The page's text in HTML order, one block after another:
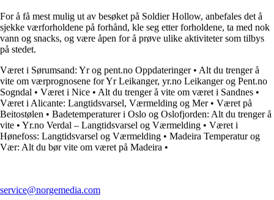
For å få mest mulig ut av besøket på Soldier Hollow, anbefales det å
sjekke værforholdene på forhånd, kle seg etter forholdene, ta med nok
vann og snacks, og være åpen for å prøve ulike aktiviteter som tilbys
på stedet.
Været i Sørumsand: Yr og pent.no Oppdateringer• Alt du trenger å
vite om værprognosene for Yr Leikanger, yr.no Leikanger og Pent.no
Sogndal • Været i Nice • Alt du trenger å vite om været i Sandnes •
Været i Alicante: Langtidsvarsel, Værmelding og Mer• Været på
Beitostølen • Badetemperaturer i Oslo og Oslofjorden: Alt du trenger å
vite • Yr.no Verdal – Langtidsvarsel og Værmelding • Været i
Hønefoss: Langtidsvarsel og Værmelding • Madeira Temperatur og
Vær: Alt du bør vite om været på Madeira •
service@norgemedia.com